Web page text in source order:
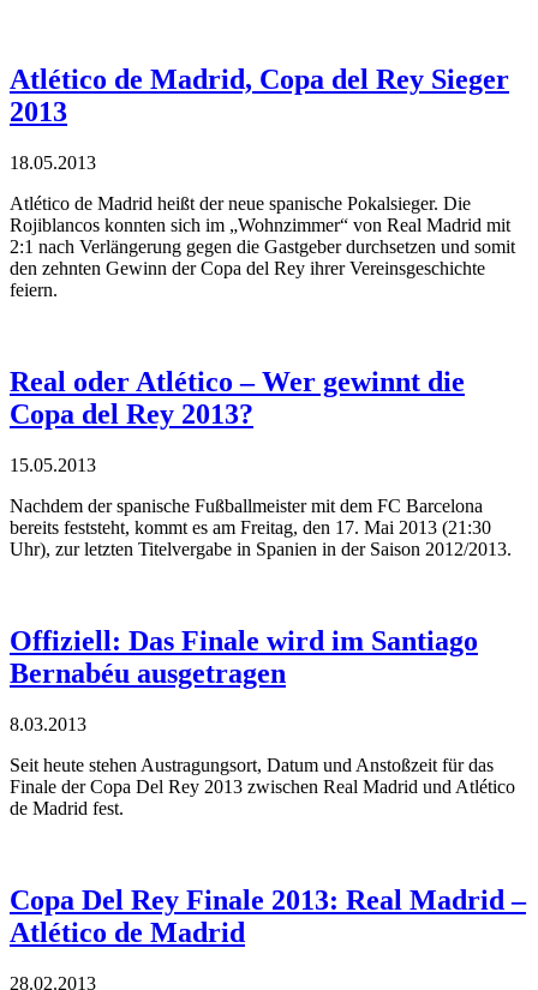
Atlético de Madrid, Copa del Rey Sieger
2013
18.05.2013
Atlético de Madrid heißt der neue spanische Pokalsieger. Die
Rojiblancos konnten sich im „Wohnzimmer“ von Real Madrid mit
2:1 nach Verlängerung gegen die Gastgeber durchsetzen und somit
den zehnten Gewinn der Copa del Rey ihrer Vereinsgeschichte
feiern.
Real oder Atlético – Wer gewinnt die
Copa del Rey 2013?
15.05.2013
Nachdem der spanische Fußballmeister mit dem FC Barcelona
bereits feststeht, kommt es am Freitag, den 17. Mai 2013 (21:30
Uhr), zur letzten Titelvergabe in Spanien in der Saison 2012/2013.
Offiziell: Das Finale wird im Santiago
Bernabéu ausgetragen
8.03.2013
Seit heute stehen Austragungsort, Datum und Anstoßzeit für das
Finale der Copa Del Rey 2013 zwischen Real Madrid und Atlético
de Madrid fest.
Copa Del Rey Finale 2013: Real Madrid –
Atlético de Madrid
28.02.2013